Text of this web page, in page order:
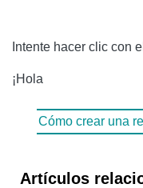
Intente hacer clic con
¡Hola
Cómo crear una
Artículos